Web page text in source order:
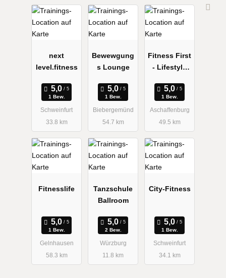
next
level.fitness
1 Bew.
Schweinfurt
33.8 km
Bewewgung
s Lounge
1 Bew.
Biebergemünd
54.7 km
Fitness First
- Lifestyle
1 Bew.
Aschaffenburg
49.5 km
Fitnesslife
1 Bew.
Gelnhausen
58.3 km
Tanzschule
Ballroom
2 Bew.
Würzburg
11.8 km
City-Fitness
1 Bew.
Schweinfurt
34.1 km